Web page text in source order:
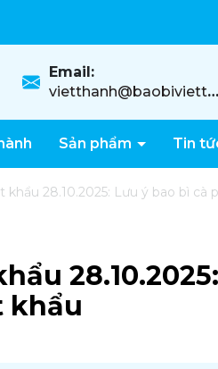
rõ nét!
Email:
vietthanh@baobivietthanh.com
Sản phẩm Tin
khẩu 28.10.2025: Lưu ý bao bì cà
28.10.2025:
khẩu